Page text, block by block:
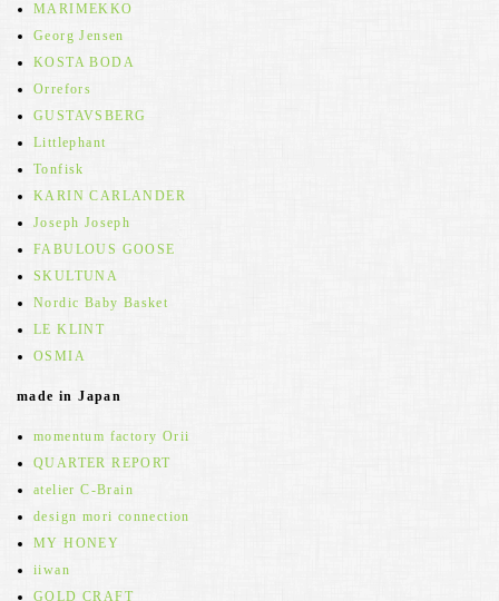
MARIMEKKO
Georg Jensen
KOSTA BODA
Orrefors
GUSTAVSBERG
Littlephant
Tonfisk
KARIN CARLANDER
Joseph Joseph
FABULOUS GOOSE
SKULTUNA
Nordic Baby Basket
LE KLINT
OSMIA
made in Japan
momentum factory Orii
QUARTER REPORT
atelier C-Brain
design mori connection
MY HONEY
iiwan
GOLD CRAFT